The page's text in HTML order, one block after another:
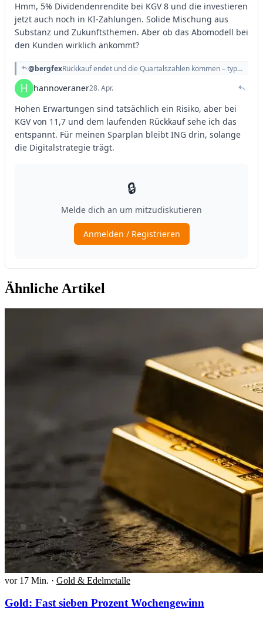
Ähnliche Artikel
vor 17 Min. · Gold & Edelmetalle
Gold: Fast sieben Prozent Wochengewinn